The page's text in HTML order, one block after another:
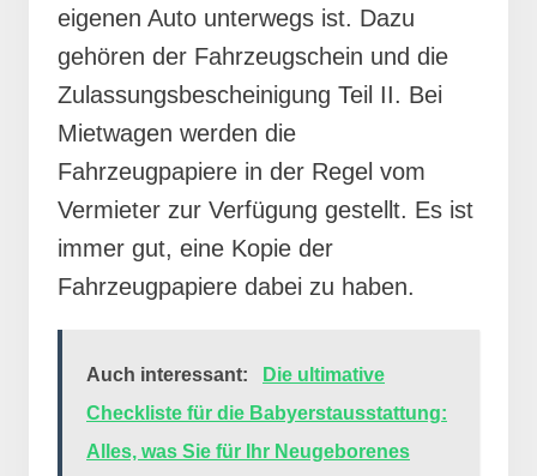
eigenen Auto unterwegs ist. Dazu
gehören der Fahrzeugschein und die
Zulassungsbescheinigung Teil II. Bei
Mietwagen werden die
Fahrzeugpapiere in der Regel vom
Vermieter zur Verfügung gestellt. Es ist
immer gut, eine Kopie der
Fahrzeugpapiere dabei zu haben.
Auch interessant:
Die ultimative
Checkliste für die Babyerstausstattung:
Alles, was Sie für Ihr Neugeborenes